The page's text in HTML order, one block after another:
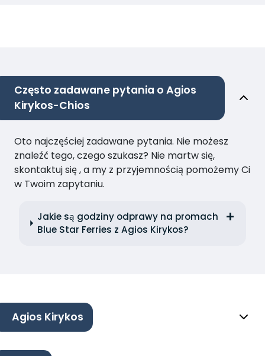
Często zadawane pytania o Agios
Kirykos-Chios
Oto najczęściej zadawane pytania. Nie możesz
znaleźć tego, czego szukasz? Nie martw się,
skontaktuj się , a my z przyjemnością pomożemy Ci
w Twoim zapytaniu.
Jakie są godziny odprawy na promach
Blue Star Ferries z Agios Kirykos?
Agios Kirykos